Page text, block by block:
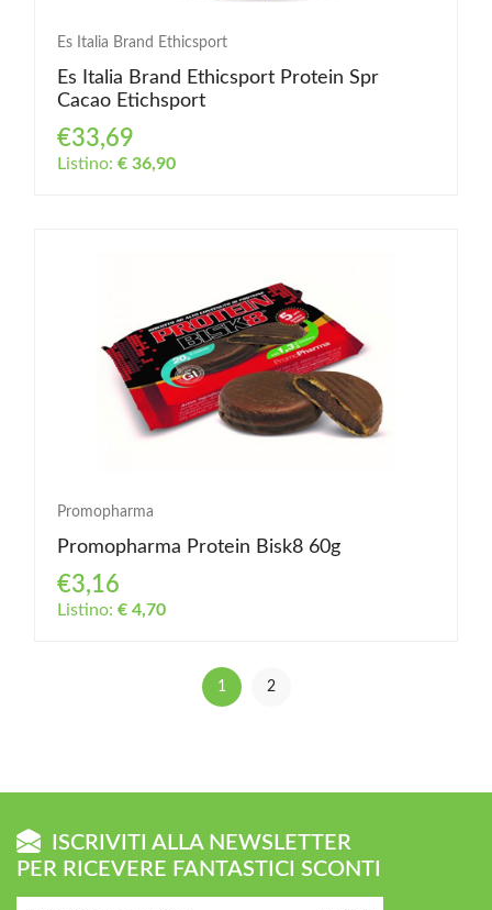
Es Italia Brand Ethicsport
Es Italia Brand Ethicsport Protein Spr
Cacao Etichsport
€33,69
Listino: € 36,90
Promopharma
Promopharma Protein Bisk8 60g
€3,16
Listino: € 4,70
1 2
ISCRIVITI ALLA NEWSLETTER
PER RICEVERE FANTASTICI SCONTI